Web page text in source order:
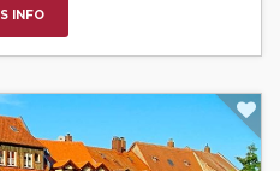
INFO